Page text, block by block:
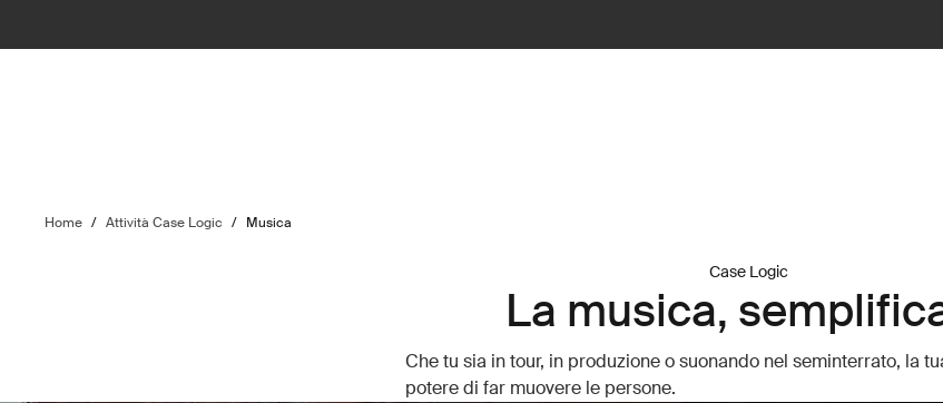
Home / Attività Case Logic / Musica
Case Logic
La musica,
Che tu sia in tour, in produzione o suonando nel seminterrato, la
potere di far muovere le persone.